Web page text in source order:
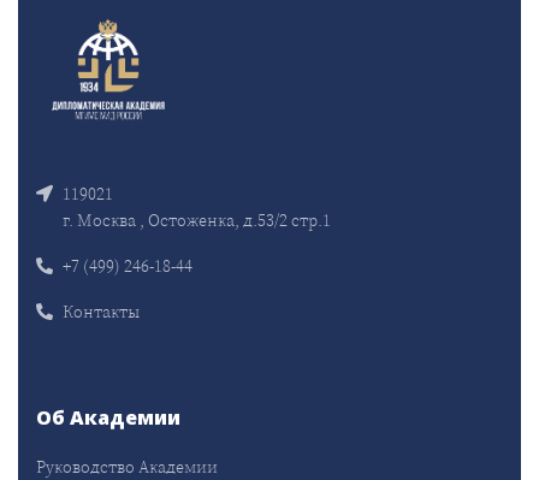
119021
г. Москва , Остоженка, д.53/2 стр.1
+7 (499) 246-18-44
Контакты
Об Академии
Руководство Академии